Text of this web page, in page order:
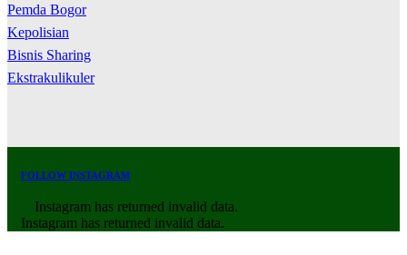
Pemda Bogor
Kepolisian
Bisnis Sharing
Ekstrakulikuler
FOLLOW INSTAGRAM
Instagram has returned invalid data.
Instagram has returned invalid data.